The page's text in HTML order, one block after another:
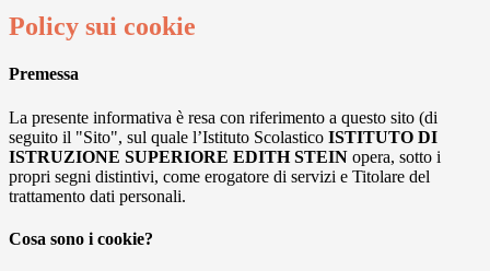
Policy sui cookie
Premessa
La presente informativa è resa con riferimento a questo sito (di
seguito il "Sito", sul quale l’Istituto Scolastico ISTITUTO DI
ISTRUZIONE SUPERIORE EDITH STEIN opera, sotto i
propri segni distintivi, come erogatore di servizi e Titolare del
trattamento dati personali.
Cosa sono i cookie?